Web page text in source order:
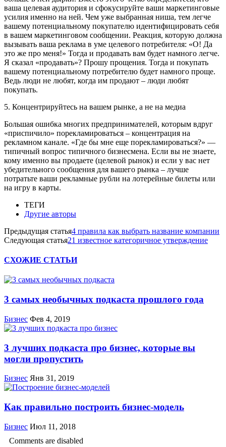
ваша целевая аудитория и сфокусируйте ваши маркетинговые
усилия именно на ней. Чем уже выбранная ниша, тем легче
вашему потенциальному покупателю идентифицировать себя
в вашем маркетинговом сообщении. Реакция, которую должна
вызывать ваша реклама в уме целевого потребителя: «О! Да
это же про меня!» Тогда и продавать вам будет намного легче.
Я сказал «продавать»? Прошу прощения. Тогда и покупать
вашему потенциальному потребителю будет намного проще.
Ведь люди не любят, когда им продают – люди любят
покупать.
5. Концентрируйтесь на вашем рынке, а не на медиа
Большая ошибка многих предпринимателей, которым вдруг
«приспичило» порекламироваться – концентрация на
рекламном канале. «Где бы мне еще порекламироваться?» —
типичный вопрос типичного бизнесмена. Если вы не знаете,
кому именно вы продаете (целевой рынок) и если у вас нет
убедительного сообщения для вашего рынка – лучше
потратьте ваши рекламные рубли на лотерейные билеты или
на игру в карты.
ТЕГИ
Другие авторы
Предыдущая статья4 правила как выбрать название компании
Следующая статья21 известное категоричное утверждение
СХОЖИЕ СТАТЬИ
3 самых необычных подкаста прошлого года
Бизнес Фев 4, 2019
3 лучших подкаста про бизнес, которые вы
могли пропустить
Бизнес Янв 31, 2019
Как правильно построить бизнес-модель
Бизнес Июл 11, 2018
Comments are disabled